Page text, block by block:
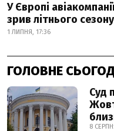
У Європі
зрив літнього
1 ЛИПНЯ, 17:36
ГОЛОВНЕ
Суд
8